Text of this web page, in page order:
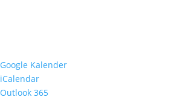
Google Kalender
iCalendar
Outlook 365